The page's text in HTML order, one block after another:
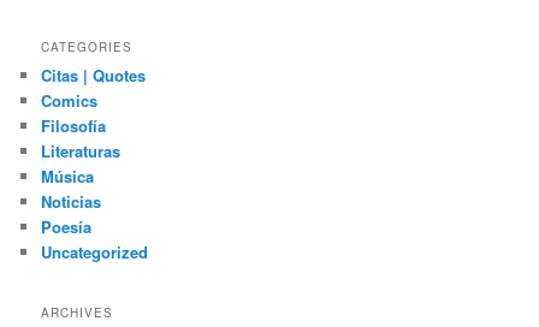
CATEGORIES
Citas | Quotes
Comics
Filosofía
Literaturas
Música
Noticias
Poesía
Uncategorized
ARCHIVES